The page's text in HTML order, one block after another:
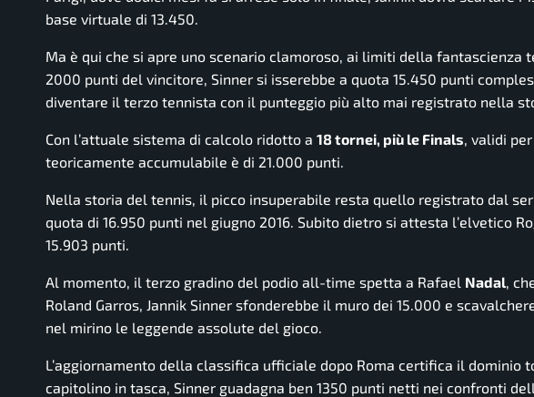
base virtuale di 13.450.
Ma è qui che si apre uno scenario clamoroso, ai limiti della fantascienza
2000 punti del vincitore, Sinner si isserebbe a quota 15.450 punti
diventare il terzo tennista con il punteggio più alto mai registrato nella
Con l’attuale sistema di calcolo ridotto a 18 tornei, più le Finals , validi
teoricamente accumulabile è di 21.000 punti.
Nella storia del tennis, il picco insuperabile resta quello registrato dal
quota di 16.950 punti nel giugno 2016. Subito dietro si attesta l’elvetico
15.903 punti.
Al momento, il terzo gradino del podio all-time spetta a Rafael Nadal ,
Roland Garros, Jannik Sinner sfonderebbe il muro dei 15.000 e
nel mirino le leggende assolute del gioco.
L’aggiornamento della classifica ufficiale dopo Roma certifica il dominio
capitolino in tasca, Sinner guadagna ben 1350 punti netti nei confronti